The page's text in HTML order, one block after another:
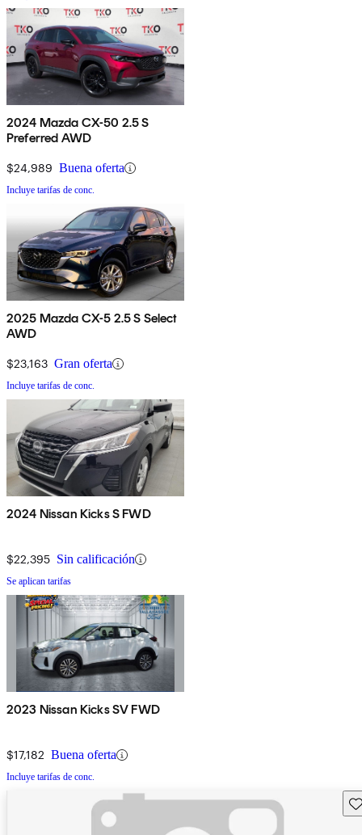
2024 Mazda CX-50 2.5 S
Preferred AWD
$24,989 Buena oferta
Incluye tarifas de conc.
2025 Mazda CX-5 2.5 S Select
AWD
$23,163 Gran oferta
Incluye tarifas de conc.
2024 Nissan Kicks S FWD
$22,395 Sin calificación
Se aplican tarifas
2023 Nissan Kicks SV FWD
$17,182 Buena oferta
Incluye tarifas de conc.